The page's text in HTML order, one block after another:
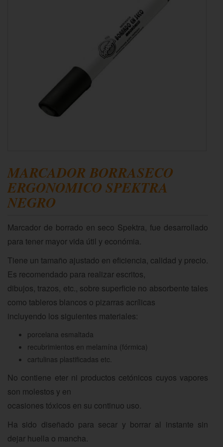
MARCADOR BORRASECO
ERGONOMICO SPEKTRA
NEGRO
Marcador de borrado en seco Spektra, fue desarrollado
para tener mayor vida útil y económia.
Tiene un tamaño ajustado en eficiencia, calidad y precio.
Es recomendado para realizar escritos,
dibujos, trazos, etc., sobre superficie no absorbente tales
como tableros blancos o pizarras acrílicas
incluyendo los siguientes materiales:
porcelana esmaltada
recubrimientos en melamína (fórmica)
cartulinas plastificadas etc.
No contiene eter ni productos cetónicos cuyos vapores
son molestos y en
ocasiones tóxicos en su continuo uso.
Ha sido diseñado para secar y borrar al instante sin
dejar huella o mancha.